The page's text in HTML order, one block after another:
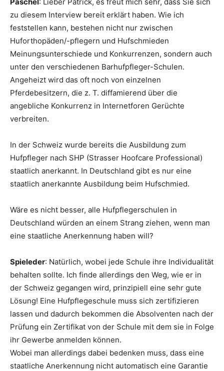
zu diesem Interview bereit erklärt haben. Wie ich
feststellen kann, bestehen nicht nur zwischen
Huforthopäden/-pflegern und Hufschmieden
Meinungsunterschiede und Konkurrenzen, sondern auch
unter den verschiedenen Barhufpfleger-Schulen.
Angeheizt wird das oft noch von einzelnen
Pferdebesitzern, die z. T. diffamierend über die
angebliche Konkurrenz in Internetforen Gerüchte
verbreiten.
In der Schweiz wurde bereits die Ausbildung zum
Hufpfleger nach SHP (Strasser Hoofcare Professional)
staatlich anerkannt. In Deutschland gibt es nur eine
staatlich anerkannte Ausbildung beim Hufschmied.
Wäre es nicht besser, alle Hufpflegerschulen in
Deutschland würden an einem Strang ziehen, wenn man
eine staatliche Anerkennung haben will?
Spieleder: Natürlich, wobei jede Schule ihre Individualität
behalten sollte. Ich finde allerdings den Weg, wie er in
der Schweiz gegangen wird, prinzipiell eine sehr gute
Lösung! Eine Hufpflegeschule muss sich zertifizieren
lassen und dadurch bekommen die Absolventen nach der
Prüfung ein Zertifikat von der Schule mit dem sie in Folge
ihr Gewerbe anmelden können.
Wobei man allerdings dabei bedenken muss, dass eine
staatliche Anerkennung nicht automatisch eine Garantie